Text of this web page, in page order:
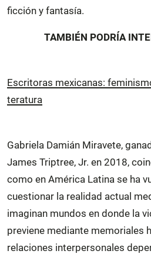
ficción y fantasía.
TAMBIÉN PODRÍA
Escritoras mexicanas:
teratura
Gabriela Damián Miravete,
James Triptree, Jr. en 2018,
como en América Latina se ha
cuestionar la realidad actual
imaginan mundos en donde la
previene mediante memoriales
relaciones interpersonales